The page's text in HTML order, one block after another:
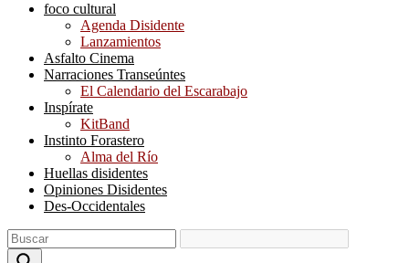
foco cultural
Agenda Disidente
Lanzamientos
Asfalto Cinema
Narraciones Transeúntes
El Calendario del Escarabajo
Inspírate
KitBand
Instinto Forastero
Alma del Río
Huellas disidentes
Opiniones Disidentes
Des-Occidentales